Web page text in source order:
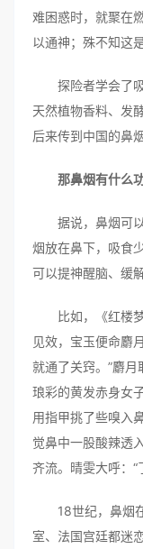
难困惑时，就聚在
以通神；殊不知这
探险者学会了吸
天然植物香料、发
后来传到中国的鼻烟
那鼻烟有什么功
据说，鼻烟可以
烟放在鼻下，吸食
可以提神醒脑、缓
比如，《红楼梦
见效，宝玉便命麝
就通了关窍。”麝
琅彩的黄发赤身女
用指甲挑了些嗅入
觉鼻中一股酸辣透
齐流。晴雯大呼：“
18世纪，鼻烟在
室、法国宫廷都迷